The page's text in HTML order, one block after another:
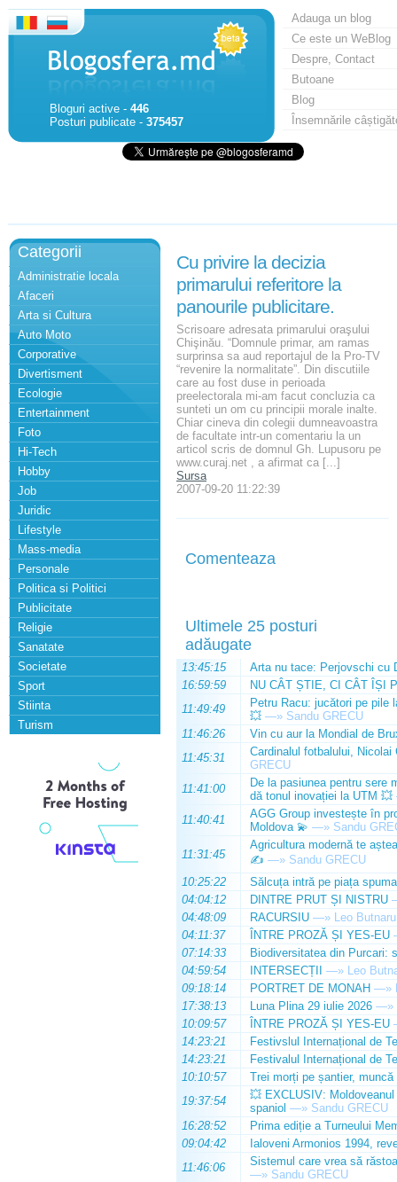
Bloguri active - 446
Posturi publicate - 375457
Adauga un blog
Ce este un WeBlog
Despre, Contact
Butoane
Blog
Însemnările
Categorii
Administratie locala
Afaceri
Arta si Cultura
Auto Moto
Corporative
Divertisment
Ecologie
Entertainment
Foto
Hi-Tech
Hobby
Job
Juridic
Lifestyle
Mass-media
Personale
Politica si Politici
Publicitate
Religie
Sanatate
Societate
Sport
Stiinta
Turism
Cu privire la decizia
primarului referitore la
panourile publicitare.
Scrisoare adresata primarului oraşului
Chişinău. “Domnule primar, am ramas
surprinsa sa aud reportajul de la Pro-TV
“revenire la normalitate”. Din discutiile
care au fost duse in perioada
preelectorala mi-am facut concluzia ca
sunteti un om cu principii morale inalte.
Chiar cineva din colegii dumneavoastra
de facultate intr-un comentariu la un
articol scris de domnul Gh. Lupusoru pe
www.curaj.net , a afirmat ca [...]
Sursa
2007-09-20 11:22:39
Comenteaza
Ultimele 25 posturi
adăugate
13:45:15
Arta nu tace: Perjovschi cu
16:59:59
NU CÂT ȘTIE, CI CÂT ÎȘI
11:49:49
Petru Racu: jucători pe pile
💥 —» Sandu GRECU
11:46:26
Vin cu aur la Mondial de
11:45:31
Cardinalul fotbalului,
GRECU
11:41:00
De la pasiunea pentru sere
dă tonul inovației la UTM 💥
11:40:41
AGG Group investește în
Moldova 💫 —» Sandu
11:31:45
Agricultura modernă te
✍️ —» Sandu GRECU
10:25:22
Sălcuța intră pe piața
04:04:12
DINTRE PRUT ȘI NISTRU
04:48:09
RACURSIU —» Leo Butnaru
04:11:37
ÎNTRE PROZĂ ȘI YES-EU
07:14:33
Biodiversitatea din Purcari:
04:59:54
INTERSECȚII —» Leo
09:18:14
PORTRET DE MONAH —»
17:38:13
Luna Plina 29 iulie 2026 —»
10:09:57
ÎNTRE PROZĂ ȘI YES-EU
14:23:21
Festivslul Internațional de
14:23:21
Festivalul Internațional de
10:10:57
Trei morți pe șantier, muncă
19:37:54
💥 EXCLUSIV:
spaniol —» Sandu GRECU
16:28:52
Prima ediție a Turneului
09:04:42
Ialoveni Armonios 1994,
11:46:06
Sistemul care vrea să
—» Sandu GRECU